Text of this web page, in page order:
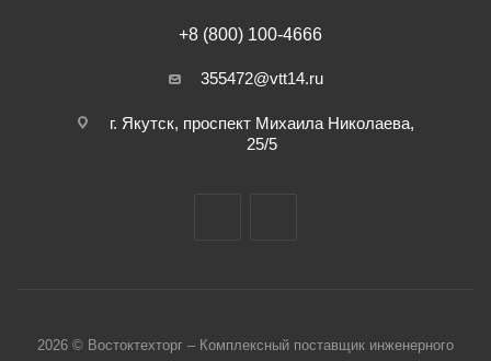
+8 (800) 100-4666
355472@vtt14.ru
г. Якутск, проспект Михаила Николаева,
25/5
2026 © Востоктехторг – Комплексный поставщик инженерного